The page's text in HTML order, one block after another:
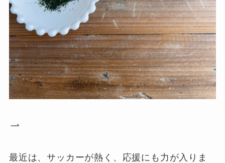
最近は、サッカーが熱く、応援にも力が入りま